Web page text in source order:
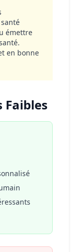
émettre
en bonne
Faibles